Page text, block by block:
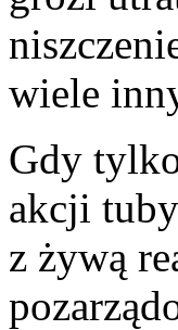
wiele
Gdy
akcji
z żywą